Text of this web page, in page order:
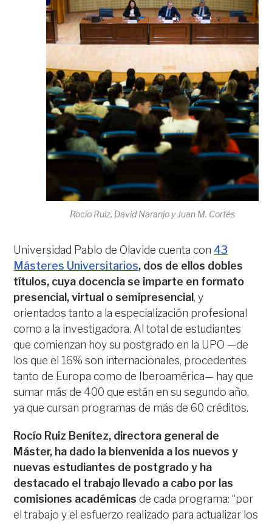
Rocío Ruiz, David Naranjo y Juan M. Cortés
Universidad Pablo de Olavide cuenta con 43
Másteres Universitarios, dos de ellos dobles
títulos, cuya docencia se imparte en formato
presencial, virtual o semipresencial, y
orientados tanto a la especialización profesional
como a la investigadora. Al total de estudiantes
que comienzan hoy su postgrado en la UPO —de
los que el 16% son internacionales, procedentes
tanto de Europa como de Iberoamérica— hay que
sumar más de 400 que están en su segundo año,
ya que cursan programas de más de 60 créditos.
Rocío Ruiz Benítez, directora general de
Máster, ha dado la bienvenida a los nuevos y
nuevas estudiantes de postgrado y ha
destacado el trabajo llevado a cabo por las
comisiones académicas de cada programa: “por
el trabajo y el esfuerzo realizado para actualizar los